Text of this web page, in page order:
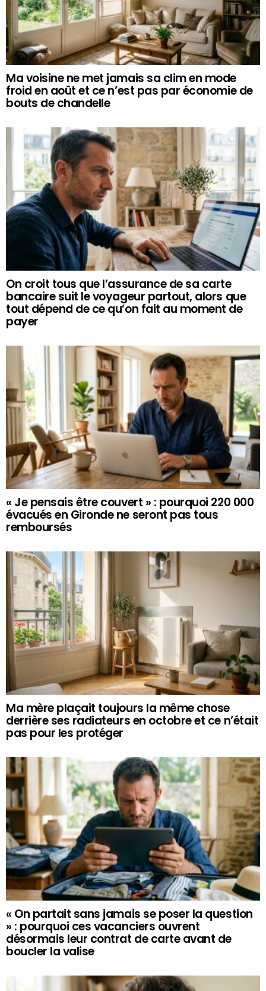
Ma voisine ne met jamais sa clim en mode
froid en août et ce n’est pas par économie de
bouts de chandelle
On croit tous que l’assurance de sa carte
bancaire suit le voyageur partout, alors que
tout dépend de ce qu’on fait au moment de
payer
« Je pensais être couvert » : pourquoi 220 000
évacués en Gironde ne seront pas tous
remboursés
Ma mère plaçait toujours la même chose
derrière ses radiateurs en octobre et ce n’était
pas pour les protéger
« On partait sans jamais se poser la question
» : pourquoi ces vacanciers ouvrent
désormais leur contrat de carte avant de
boucler la valise